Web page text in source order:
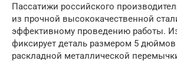
Пассатижи российского
из прочной высококачественной
эффективному проведению работы.
фиксирует деталь размером 5 дюймов
раскладной металлической